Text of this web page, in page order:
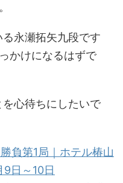
永瀬拓矢九段です
かけになるはずで
心待ちにしたいで
負第1局｜ホテル椿山
日～10日